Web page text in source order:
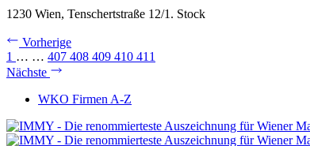
1230 Wien, Tenschertstraße 12/1. Stock
Vorherige
1 … … 407 408 409 410 411
Nächste
WKO Firmen A-Z